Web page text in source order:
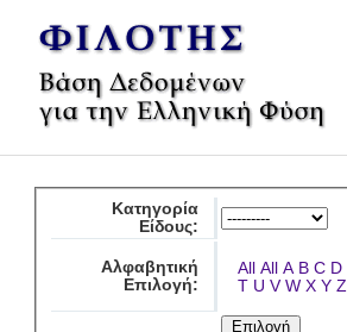
Κατηγορία
Είδους:
Αλφαβητική
Επιλογή:
All All A B C D
T U V W X Y Z